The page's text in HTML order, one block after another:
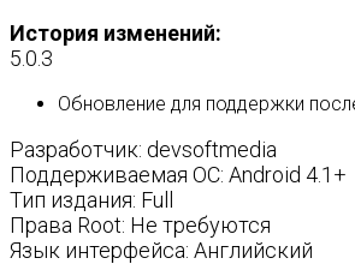
История изменений:
5.0.3
Обновление для поддержки
Разработчик: devsoftmedia
Поддерживаемая ОС: Android 4.1+
Тип издания: Full
Права Root: Не требуются
Язык интерфейса: Английский